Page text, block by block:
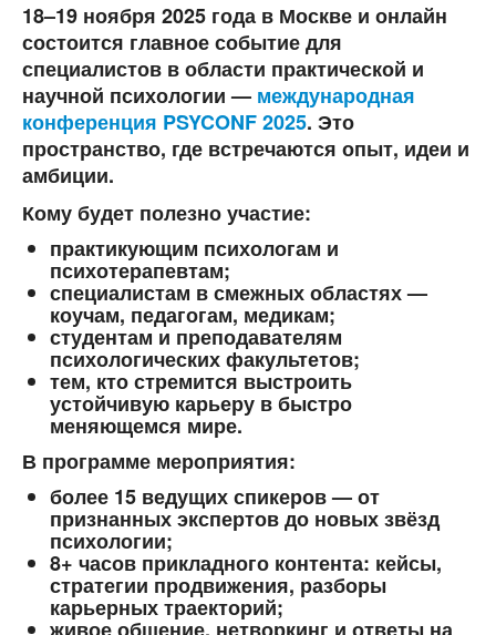
18–19 ноября 2025 года в Москве и онлайн
состоится главное событие для
специалистов в области практической и
научной психологии — международная
конференция PSYCONF 2025. Это
пространство, где встречаются опыт, идеи и
амбиции.
Кому будет полезно участие:
практикующим психологам и
психотерапевтам;
специалистам в смежных областях —
коучам, педагогам, медикам;
студентам и преподавателям
психологических факультетов;
тем, кто стремится выстроить
устойчивую карьеру в быстро
меняющемся мире.
В программе мероприятия:
более 15 ведущих спикеров— от
признанных экспертов до новых звёзд
психологии;
8+ часов прикладного контента: кейсы,
стратегии продвижения, разборы
карьерных траекторий;